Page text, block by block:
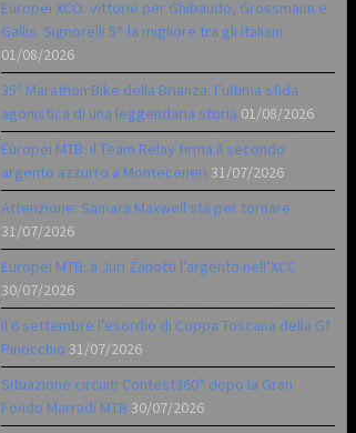
Europei XCO: vittorie per Ghibaudo, Grossmann e
Gallis. Signorelli 5^ la migliore tra gli italiani
01/08/2026
35ª Marathon Bike della Brianza: l’ultima sfida
agonistica di una leggendaria storia 01/08/2026
Europei MTB: il Team Relay firma il secondo
argento azzurro a Monteceneri 31/07/2026
Attenzione: Samara Maxwell sta per tornare
31/07/2026
Europei MTB: a Juri Zanotti l’argento nell’XCC
30/07/2026
Il 6 settembre l’esordio di Coppa Toscana della Gf
Pinocchio 31/07/2026
Situazione circuiti Contest360° dopo la Gran
Fondo Marradi MTB 30/07/2026